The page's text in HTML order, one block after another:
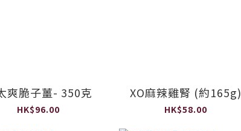
爽脆子薑- 350克
HK$96.00
XO麻辣雞腎 (約165g)
HK$58.00